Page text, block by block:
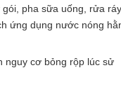
pha sữa uống, rửa ráy
ứng dụng nước nóng
nguy cơ bỏng rộp lúc sử